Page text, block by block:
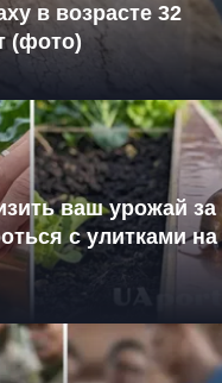
в возрасте 32
(фото)
ваш урожай за
с улитками на